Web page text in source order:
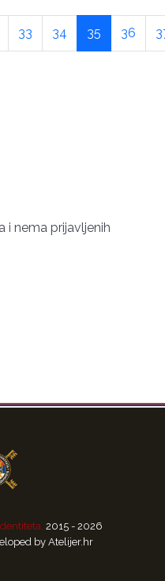
33 34 35 36
i nema prijavljenih
2015 - 2026
by Atelijer.hr